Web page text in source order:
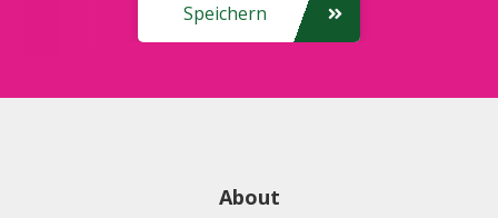
Speichern
About